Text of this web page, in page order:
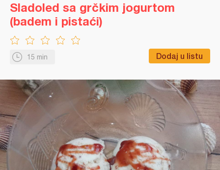
15 min Dodaj u listu
Sladoled sa grčkim jogurtom
(badem i pistaći)